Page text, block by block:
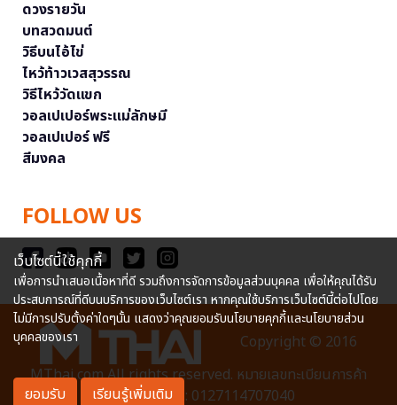
ดวงรายวัน
บทสวดมนต์
วิธีบนไอ้ไข่
ไหว้ท้าวเวสสุวรรณ
วิธีไหว้วัดแขก
วอลเปเปอร์พระแม่ลักษมี
วอลเปเปอร์ ฟรี
สีมงคล
FOLLOW US
Copyright © 2016
MThai.com All rights reserved. หมายเลขทะเบียนการค้า
อิเล็กทรอนิกส์ : 0127114707040
เว็บไซต์นี้ใช้คุกกี้
เพื่อการนำเสนอเนื้อหาที่ดี รวมถึงการจัดการข้อมูลส่วนบุคคล เพื่อให้คุณได้รับ
ประสบการณ์ที่ดีบนบริการของเว็บไซต์เรา หากคุณใช้บริการเว็บไซต์นี้ต่อไปโดย
ไม่มีการปรับตั้งค่าใดๆนั้น แสดงว่าคุณยอมรับนโยบายคุกกี้และนโยบายส่วน
บุคคลของเรา
ยอมรับ เรียนรู้เพิ่มเติม